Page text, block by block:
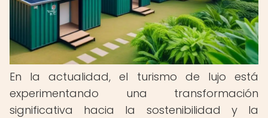
En la actualidad, el turismo de lujo está
experimentando una transformación
significativa hacia la sostenibilidad y la